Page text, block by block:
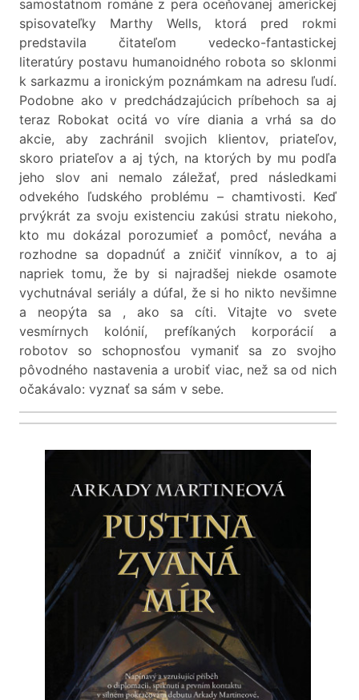
samostatnom románe z pera oceňovanej americkej
spisovateľky Marthy Wells, ktorá pred rokmi
predstavila čitateľom vedecko-fantastickej
literatúry postavu humanoidného robota so sklonmi
k sarkazmu a ironickým poznámkam na adresu ľudí.
Podobne ako v predchádzajúcich príbehoch sa aj
teraz Robokat ocitá vo víre diania a vrhá sa do
akcie, aby zachránil svojich klientov, priateľov,
skoro priateľov a aj tých, na ktorých by mu podľa
jeho slov ani nemalo záležať, pred následkami
odvekého ľudského problému – chamtivosti. Keď
prvýkrát za svoju existenciu zakúsi stratu niekoho,
kto mu dokázal porozumieť a pomôcť, neváha a
rozhodne sa dopadnúť a zničiť vinníkov, a to aj
napriek tomu, že by si najradšej niekde osamote
vychutnával seriály a dúfal, že si ho nikto nevšimne
a neopýta sa , ako sa cíti. Vitajte vo svete
vesmírnych kolónií, prefíkaných korporácií a
robotov so schopnosťou vymaniť sa zo svojho
pôvodného nastavenia a urobiť viac, než sa od nich
očakávalo: vyznať sa sám v sebe.